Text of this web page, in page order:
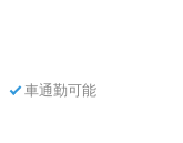
車通勤可能